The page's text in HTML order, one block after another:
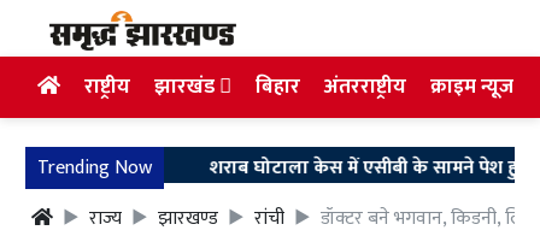
राष्ट्रीय झारखंड बिहार अंतरराष्ट्रीय क्राइम न्यूज
Trending Nowशराब घोटाला केस में एसीबी के सामने पेश हुए अरुण
राज्य
झारखण्ड रांची डॉक्टर बने भगवान, किडनी,